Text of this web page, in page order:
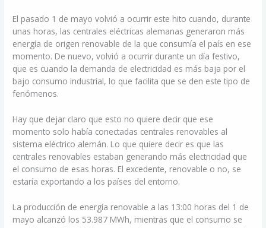
El pasado 1 de mayo volvió a ocurrir este hito cuando, durante
unas horas, las centrales eléctricas alemanas generaron más
energía de origen renovable de la que consumía el país en ese
momento. De nuevo, volvió a ocurrir durante un día festivo,
que es cuando la demanda de electricidad es más baja por el
bajo consumo industrial, lo que facilita que se den este tipo de
fenómenos.
Hay que dejar claro que esto no quiere decir que ese
momento solo había conectadas centrales renovables al
sistema eléctrico alemán. Lo que quiere decir es que las
centrales renovables estaban generando más electricidad que
el consumo de esas horas. El excedente, renovable o no, se
estaría exportando a los países del entorno.
La producción de energía renovable a las 13:00 horas del 1 de
mayo alcanzó los 53.987 MWh, mientras que el consumo se